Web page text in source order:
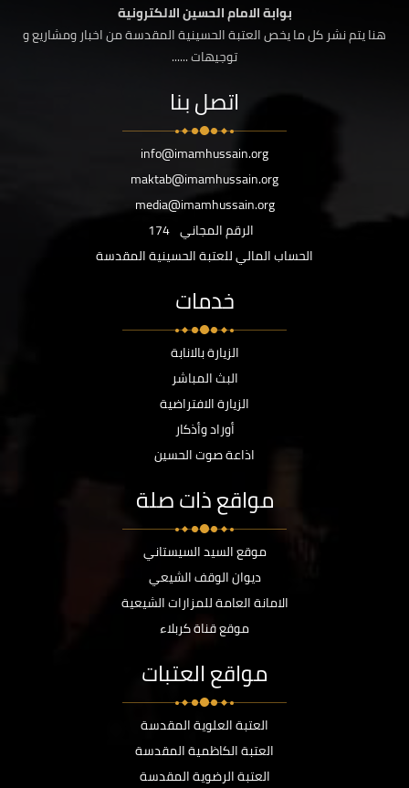
بوابة الامام الحسين الالكترونية
هنا يتم نشر كل ما يخص العتبة الحسينية المقدسة من اخبار ومشاريع و
توجيهات ......
اتصل بنا
info@imamhussain.org
maktab@imamhussain.org
media@imamhussain.org
الرقم المجاني 174
الحساب المالي للعتبة الحسينية المقدسة
خدمات
الزيارة بالانابة
البث المباشر
الزيارة الافتراضية
أوراد وأذكار
اذاعة صوت الحسين
مواقع ذات صلة
موقع السيد السيستاني
ديوان الوقف الشيعي
الامانة العامة للمزارات الشيعية
موقع قناة كربلاء
مواقع العتبات
العتبة العلوية المقدسة
العتبة الكاظمية المقدسة
العتبة الرضوية المقدسة